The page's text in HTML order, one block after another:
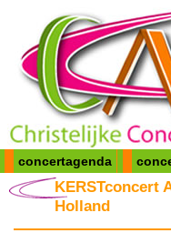
concertagenda
KERSTconcert
Holland